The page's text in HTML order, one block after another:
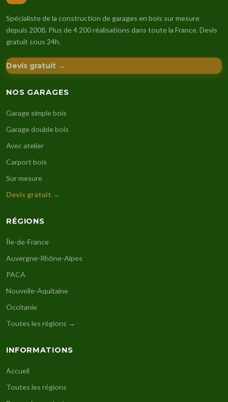
Spécialiste de la construction de garages en bois sur mesure
depuis 2008. Plus de 4 200 réalisations dans toute la France. Devis
gratuit sous 24h.
Devis gratuit →
NOS GARAGES
Garage simple bois
Garage double bois
Avec atelier
Carport bois
Sur mesure
Devis gratuit →
RÉGIONS
Île-de-France
Auvergne-Rhône-Alpes
PACA
Nouvelle-Aquitaine
Occitanie
Toutes les régions →
INFORMATIONS
Accueil
Toutes les régions